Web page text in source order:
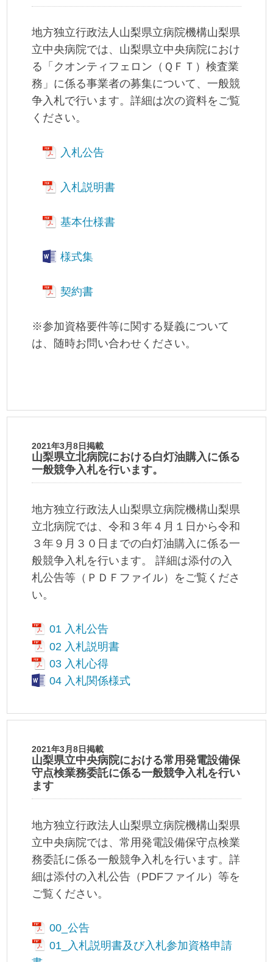
地方独立行政法人山梨県立病院機構山梨県
立中央病院では、山梨県立中央病院におけ
る「クオンティフェロン（ＱＦＴ）検査業
務」に係る事業者の募集について、一般競
争入札で行います。詳細は次の資料をご覧
ください。
入札公告
入札説明書
基本仕様書
様式集
契約書
※参加資格要件等に関する疑義について
は、随時お問い合わせください。
2021年3月8日掲載
山梨県立北病院における白灯油購入に係る
一般競争入札を行います。
地方独立行政法人山梨県立病院機構山梨県
立北病院では、令和３年４月１日から令和
３年９月３０日までの白灯油購入に係る一
般競争入札を行います。 詳細は添付の入
札公告等（ＰＤＦファイル）をご覧くださ
い。
01 入札公告
02 入札説明書
03 入札心得
04 入札関係様式
2021年3月8日掲載
山梨県立中央病院における常用発電設備保
守点検業務委託に係る一般競争入札を行い
ます
地方独立行政法人山梨県立病院機構山梨県
立中央病院では、常用発電設備保守点検業
務委託に係る一般競争入札を行います。詳
細は添付の入札公告（PDFファイル）等を
ご覧ください。
00_公告
01_入札説明書及び入札参加資格申請